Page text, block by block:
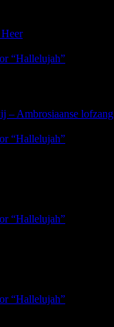
“Hallelujah”
– Ambrosiaanse lofzang
“Hallelujah”
“Hallelujah”
“Hallelujah”